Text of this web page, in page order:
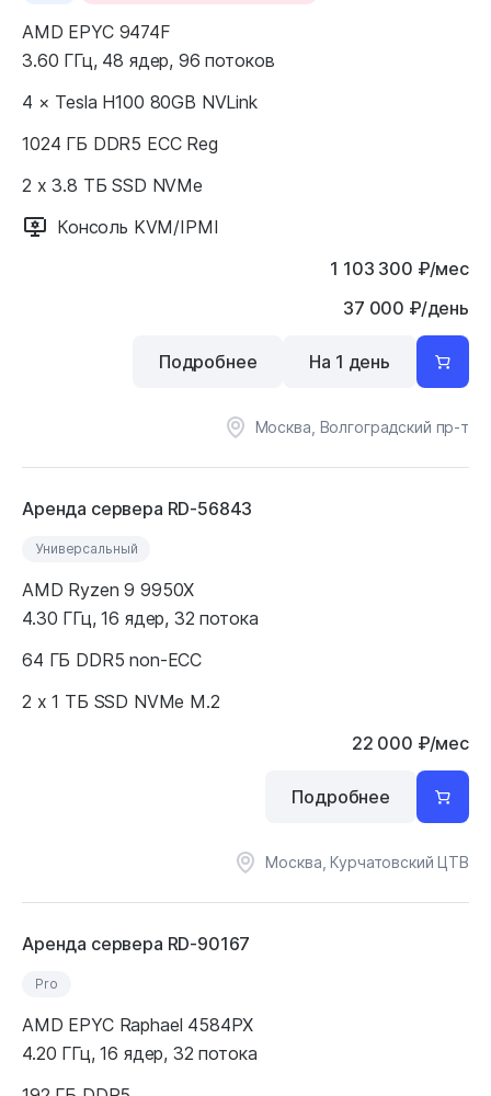
AMD EPYC 9474F
3.60 ГГц, 48 ядер, 96 потоков
4 × Tesla H100 80GB NVLink
1024 ГБ DDR5 ECC Reg
2 x 3.8 ТБ SSD NVMe
Консоль KVM/IPMI
1 103 300 ₽/мес
37 000 ₽/день
Москва, Волгоградский пр-т
Подробнее На 1 день
Аренда сервера RD-56843
Универсальный
AMD Ryzen 9 9950X
4.30 ГГц, 16 ядер, 32 потока
64 ГБ DDR5 non-ECC
2 x 1 ТБ SSD NVMe M.2
22 000 ₽/мес
Москва, Курчатовский ЦТВ
Подробнее
Аренда сервера RD-90167
Pro
AMD EPYC Raphael 4584PX
4.20 ГГц, 16 ядер, 32 потока